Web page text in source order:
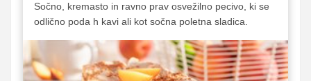
Sočno, kremasto in ravno prav osvežilno pecivo, ki se
odlično poda h kavi ali kot sočna poletna sladica.